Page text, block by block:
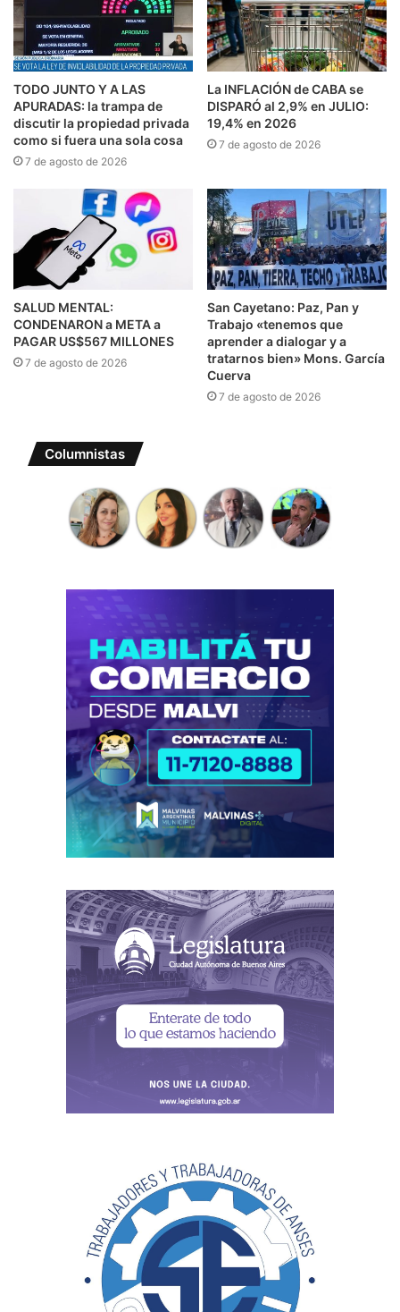
TODO JUNTO Y A LAS
APURADAS: la trampa de
discutir la propiedad privada
como si fuera una sola cosa
7 de agosto de 2026
La INFLACIÓN de CABA se
DISPARÓ al 2,9% en JULIO:
19,4% en 2026
7 de agosto de 2026
SALUD MENTAL:
CONDENARON a META a
PAGAR US$567 MILLONES
7 de agosto de 2026
San Cayetano: Paz, Pan y
Trabajo «tenemos que
aprender a dialogar y a
tratarnos bien» Mons. García
Cuerva
7 de agosto de 2026
Columnistas